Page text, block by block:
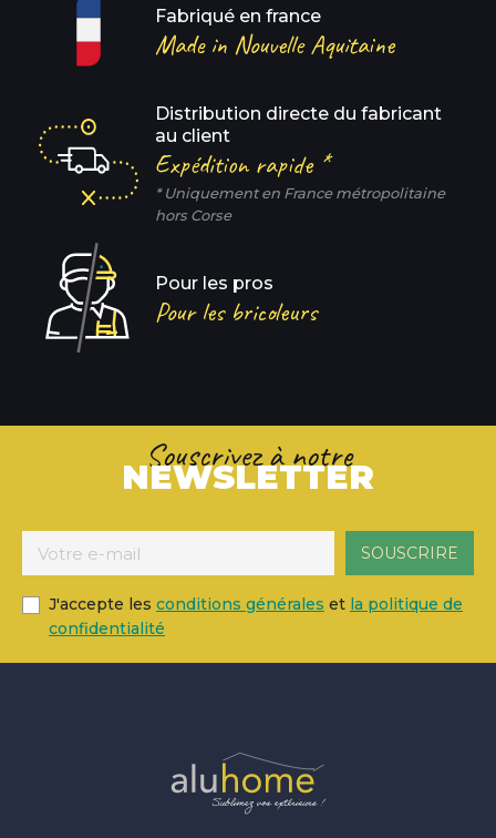
Fabriqué en france
Made in Nouvelle Aquitaine
Distribution directe du fabricant
au client
Expédition rapide *
* Uniquement en France métropolitaine
hors Corse
Pour les pros
Pour les bricoleurs
Souscrivez à notre
NEWSLETTER
J'accepte les conditions générales et la politique de
confidentialité